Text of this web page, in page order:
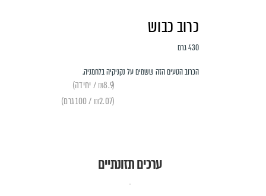
כרוב כבוש
430 גרם
הכרוב הטעים הזה ששמים על נקניקיה בלחמניה.
(₪8.9 / יחידה)
(₪2.07 / 100 גרם)
ערכים תזונתיים